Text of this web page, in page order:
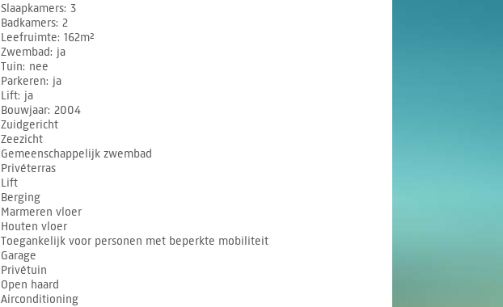
Slaapkamers 3
Badkamers 2
Leefruimte 162m²
Zwembad
ja
Tuin nee
Parkeren ja
Lift ja
Bouwjaar 2004
Zuidgericht
Zeezicht
Gemeenschappelijk zwembad
Privéterras
Lift
Berging
Marmeren vloer
Houten vloer
Toegankelijk voor personen met beperkte mobiliteit
Garage
Privétuin
Open haard
Airconditioning